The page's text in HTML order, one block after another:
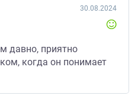
30.08.2024
давно, приятно
когда он понимает